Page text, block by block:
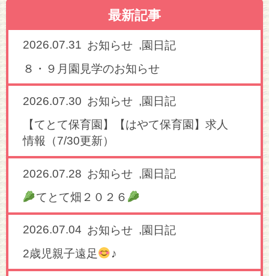
最新記事
2026.07.31 お知らせ ,園日記
８・９月園見学のお知らせ
2026.07.30 お知らせ ,園日記
【てとて保育園】【はやて保育園】求人
情報（7/30更新）
2026.07.28 お知らせ ,園日記
てとて畑２０２６
2026.07.04 お知らせ ,園日記
2歳児親子遠足
♪